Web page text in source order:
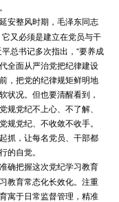
延安整风时期，毛泽东同志
又必须是建立在党员与干
总书记多次指出，“要养成
全面从严治党把纪律建设
，把党的纪律规矩鲜明地
状况。但也要清醒看到，
党纪不上心、不了解、
党纪、不收敛不收手。
抓，让每名党员、干部都
的自觉。
确把握这次党纪学习教育
教育常态化长效化。注重
寓于日常监督管理，精准